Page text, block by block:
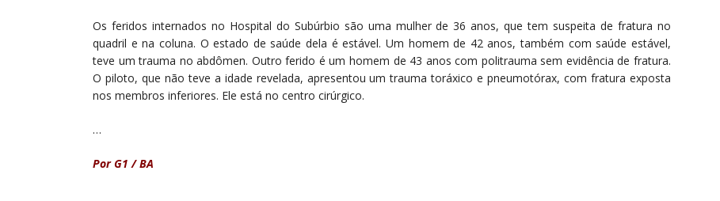
Os feridos internados no Hospital do Subúrbio são uma mulher de 36 anos, que tem suspeita de fratura no
quadril e na coluna. O estado de saúde dela é estável. Um homem de 42 anos, também com saúde estável,
teve um trauma no abdômen. Outro ferido é um homem de 43 anos com politrauma sem evidência de fratura.
O piloto, que não teve a idade revelada, apresentou um trauma toráxico e pneumotórax, com fratura exposta
nos membros inferiores. Ele está no centro cirúrgico.
…
Por G1 / BA